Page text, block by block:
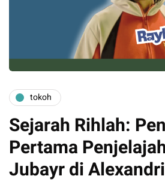
tokoh
Sejarah Rihlah:
Pertama
Jubayr di